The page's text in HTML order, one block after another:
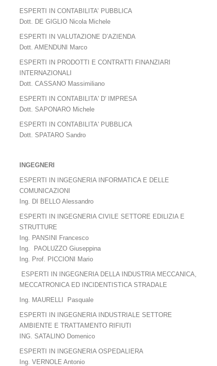
Comitato scientifico
Sede
Regolamento
Servizi di segreteria
Registro Consulenti Tecnici
Requisiti
Domanda
Modalità
Assistenza alle nella scelta dell'organo decidente
Criteri di scelta nella designazione degli arbitri
Operazioni di designazione
Procedure e costi
Ricerca della volontà compromissoria
ESPERTI IN CONTABILITA’ PUBBLICA
Dott. DE GIGLIO Nicola Michele
ESPERTI IN VALUTAZIONE D’AZIENDA
Dott. AMENDUNI Marco
ESPERTI IN PRODOTTI E CONTRATTI FINANZIARI
INTERNAZIONALI
Dott. CASSANO Massimiliano
ESPERTI IN CONTABILITA' D' IMPRESA
Dott. SAPONARO Michele
ESPERTI IN CONTABILITA' PUBBLICA
Dott. SPATARO Sandro
INGEGNERI
ESPERTI IN INGEGNERIA INFORMATICA E DELLE
COMUNICAZIONI
Ing. DI BELLO Alessandro
ESPERTI IN INGEGNERIA CIVILE SETTORE EDILIZIA E
STRUTTURE
Ing. PANSINI Francesco
Ing. PAOLUZZO Giuseppina
Ing. Prof. PICCIONI Mario
ESPERTI IN INGEGNERIA DELLA INDUSTRIA MECCANICA,
MECCATRONICA ED INCIDENTISTICA STRADALE
Ing. MAURELLI Pasquale
ESPERTI IN INGEGNERIA INDUSTRIALE SETTORE
AMBIENTE E TRATTAMENTO RIFIUTI
ING. SATALINO Domenico
ESPERTI IN INGEGNERIA OSPEDALIERA
Ing. VERNOLE Antonio